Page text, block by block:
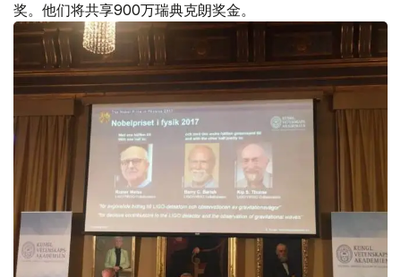
奖。他们将共享900万瑞典克朗奖金。